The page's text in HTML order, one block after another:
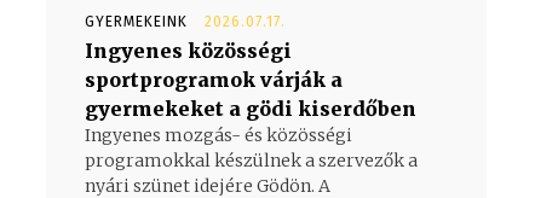
GYERMEKEINK 2026.07.17.
Ingyenes közösségi
sportprogramok várják a
gyermekeket a gödi kiserdőben
Ingyenes mozgás- és közösségi
programokkal készülnek a szervezők a
nyári szünet idejére Gödön. A